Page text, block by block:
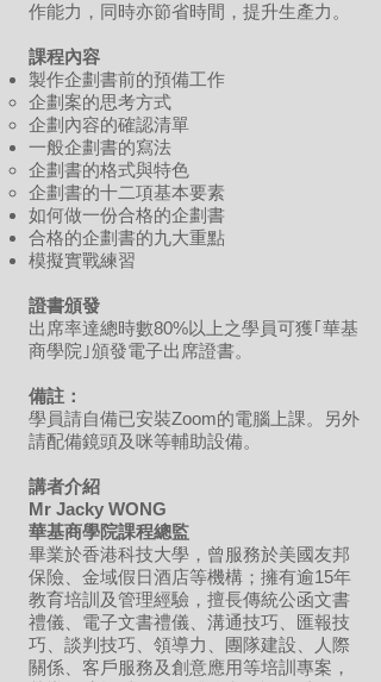
作能力，同時亦節省時間，提升生產力。
課程內容
製作企劃書前的預備工作
企劃案的思考方式
企劃內容的確認清單
一般企劃書的寫法
企劃書的格式與特色
企劃書的十二項基本要素
如何做一份合格的企劃書
合格的企劃書的九大重點
模擬實戰練習
證書頒發
出席率達總時數80%以上之學員可獲｢華基
商學院｣頒發電子出席證書。
備註：
學員請自備已安裝Zoom的電腦上課。另外
請配備鏡頭及咪等輔助設備。
講者介紹
Mr Jacky WONG
華基商學院課程總監
畢業於香港科技大學，曾服務於美國友邦
保險、金域假日酒店等機構；擁有逾15年
教育培訓及管理經驗，擅長傳統公函文書
禮儀、電子文書禮儀、溝通技巧、匯報技
巧、談判技巧、領導力、團隊建設、人際
關係、客戶服務及創意應用等培訓專案，